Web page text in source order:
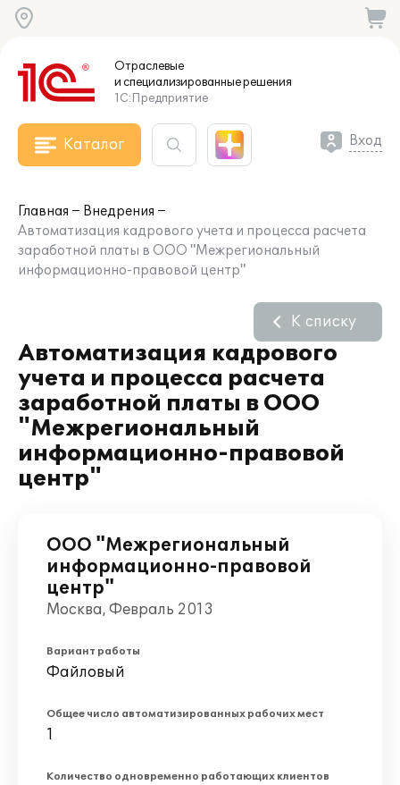
Отраслевые
и специализированныерешения
1С:Предприятие
Каталог Вход
Главная
Внедрения
Автоматизация кадрового учета и процесса расчета
заработной платы в ООО "Межрегиональный
информационно-правовой центр"
Автоматизация кадрового
учета и процесса расчета
заработной платы в ООО
"Межрегиональный
информационно-правовой
центр"
К списку
ООО "Межрегиональный
информационно-правовой
центр"
Москва, Февраль 2013
Вариант работы
Файловый
Общее число автоматизированных рабочих мест
1
Количество одновременно работающих клиентов